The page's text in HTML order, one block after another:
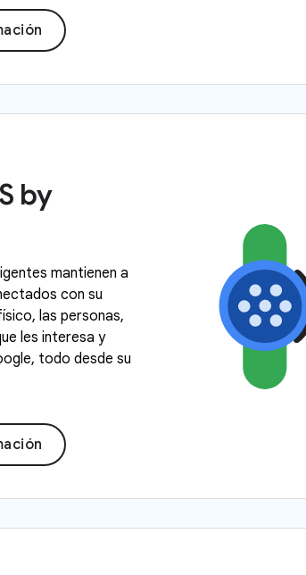
by
mantienen a
con su
las personas,
les interesa y
todo desde su